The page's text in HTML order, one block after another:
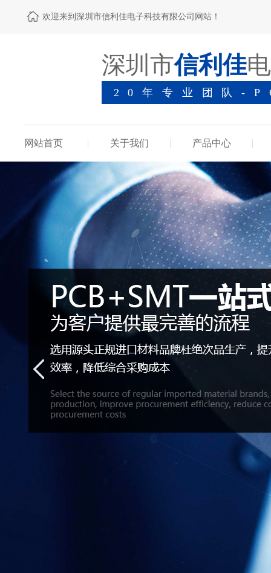
欢迎来到深圳市信利佳电子科技有限公司网站！
深圳市信利佳
20年专业团队-
网站首页 关于我们 产品中心